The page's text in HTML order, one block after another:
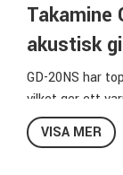
Takamine
akustisk
GD-20NS har
vilket ger ett
Den slimmade
greppbrädan
VISA MER